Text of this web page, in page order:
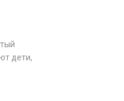
дети,